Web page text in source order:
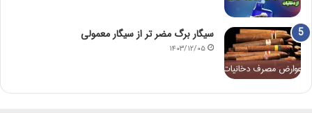
سیگار برگ مضر تر از سیگار معمولی
۱۴۰۳/۱۲/۰۵